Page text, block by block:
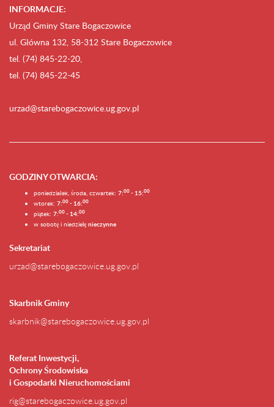
INFORMACJE:
Urząd Gminy Stare Bogaczowice
ul. Główna 132, 58-312 Stare Bogaczowice
tel. (74) 845-22-20,
tel. (74) 845-22-45
urzad@starebogaczowice.ug.gov.pl
GODZINY OTWARCIA:
poniedziałek, środa, czwartek: 7:00 - 15:00
wtorek: 7:00 - 16:00
piątek: 7:00 - 14:00
w sobotę i niedzielę nieczynne
Sekretariat
urzad@starebogaczowice.ug.gov.pl
Skarbnik Gminy
skarbnik@starebogaczowice.ug.gov.pl
Referat Inwestycji,
Ochrony Środowiska
i Gospodarki Nieruchomościami
rig@starebogaczowice.ug.gov.pl